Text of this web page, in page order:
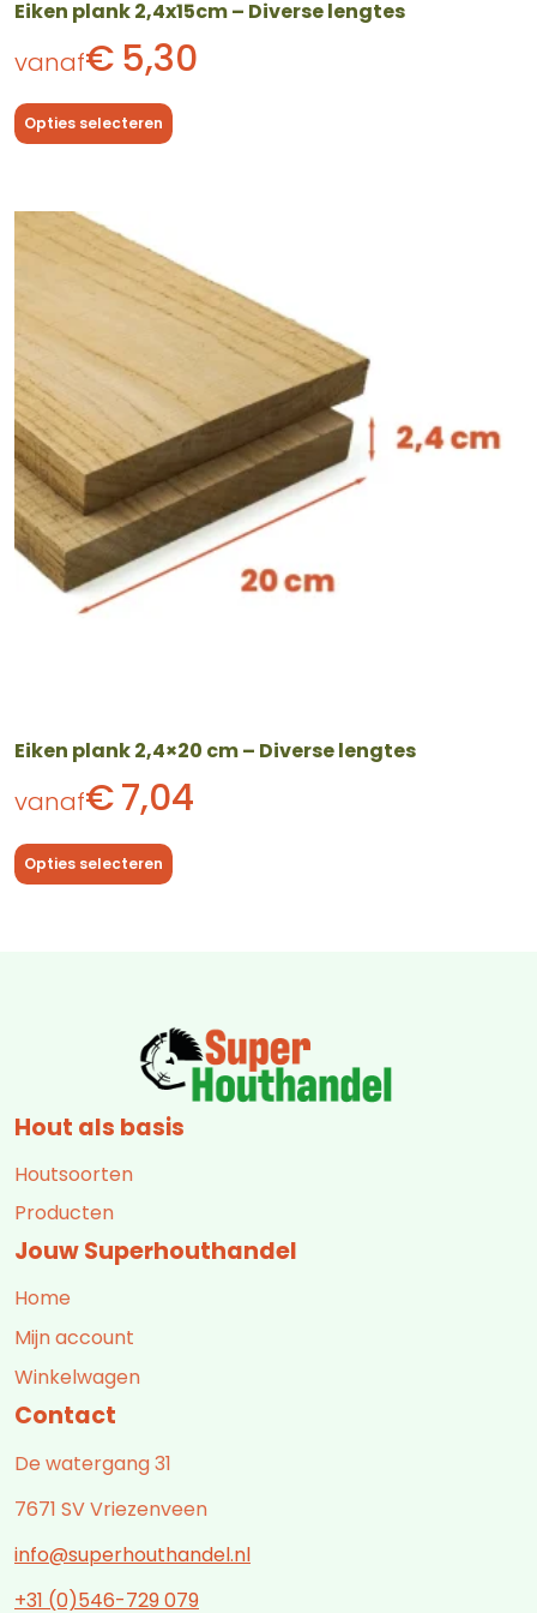
Eiken plank 2,4x15cm – Diverse lengtes
vanaf€5,30
Opties selecteren
Eiken plank 2,4×20 cm – Diverse lengtes
vanaf€7,04
Opties selecteren
product
meerdere
variaties.
Deze
optie
kan
gekozen
worden
op
de
productpagina
Hout als basis
Houtsoorten
Producten
Jouw Superhouthandel
Home
Mijn account
Winkelwagen
Contact
De watergang 31
7671 SV Vriezenveen
info@superhouthandel.nl
+31 (0)546-729 079